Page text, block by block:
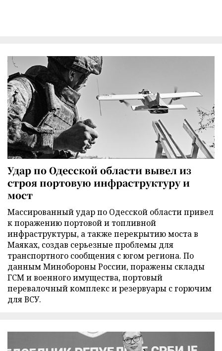
Удар по Одесской области вывел из
строя портовую инфраструктуру и
мост
Массированный удар по Одесской области привел
к поражению портовой и топливной
инфраструктуры, а также перекрытию моста в
Маяках, создав серьезные проблемы для
транспортного сообщения с югом региона. По
данным Минобороны России, поражены склады
ГСМ и военного имущества, портовый
перевалочный комплекс и резервуары с горючим
для ВСУ.